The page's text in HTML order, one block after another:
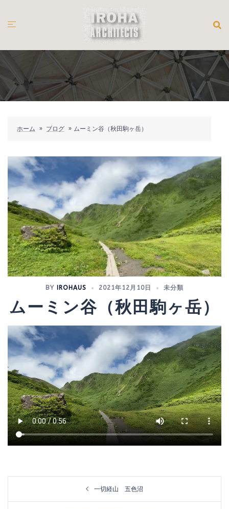
へ
ホーム » ブログ » ムーミン谷（秋田駒ヶ岳）
BY IROHAUS 2021年12月10日 未分類
ムーミン谷（秋田駒ヶ岳）
稿
一切経山 五色沼